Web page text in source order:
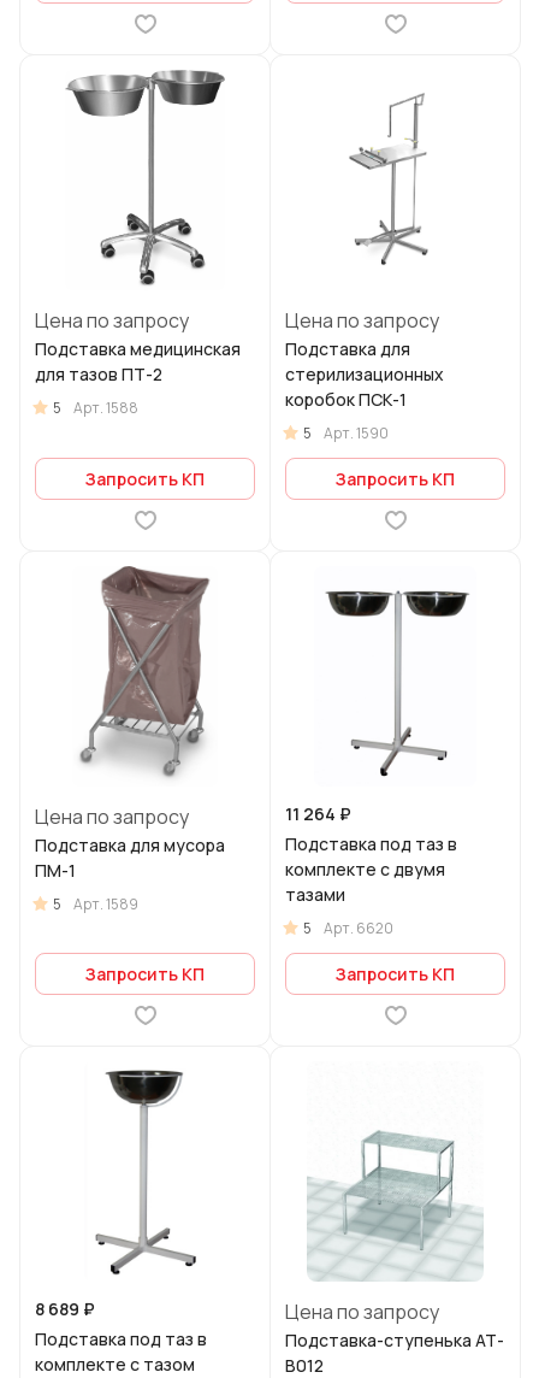
Цена по запросу
Подставка медицинская
для тазов ПТ-2
5 Арт.1588
Запросить КП
Цена по запросу
Подставка для
стерилизационных
коробок ПСК-1
5 Арт.1590
Запросить КП
Цена по запросу
Подставка для мусора
ПМ-1
5 Арт.1589
Запросить КП
11 264 ₽
Подставка под таз в
комплекте с двумя
тазами
5 Арт. 6620
Запросить КП
8 689 ₽
Подставка под таз в
комплекте с тазом
Цена по запросу
Подставка-ступенька АТ-
B012